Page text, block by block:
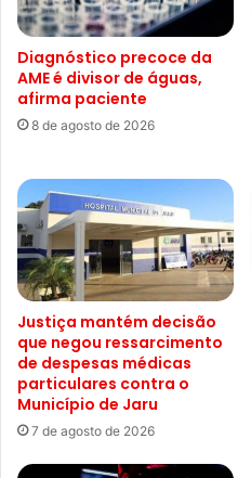
Diagnóstico precoce da
AME é divisor de águas,
afirma paciente
8 de agosto de 2026
Justiça mantém decisão
que negou ressarcimento
de despesas médicas
particulares contra o
Município de Jaru
7 de agosto de 2026